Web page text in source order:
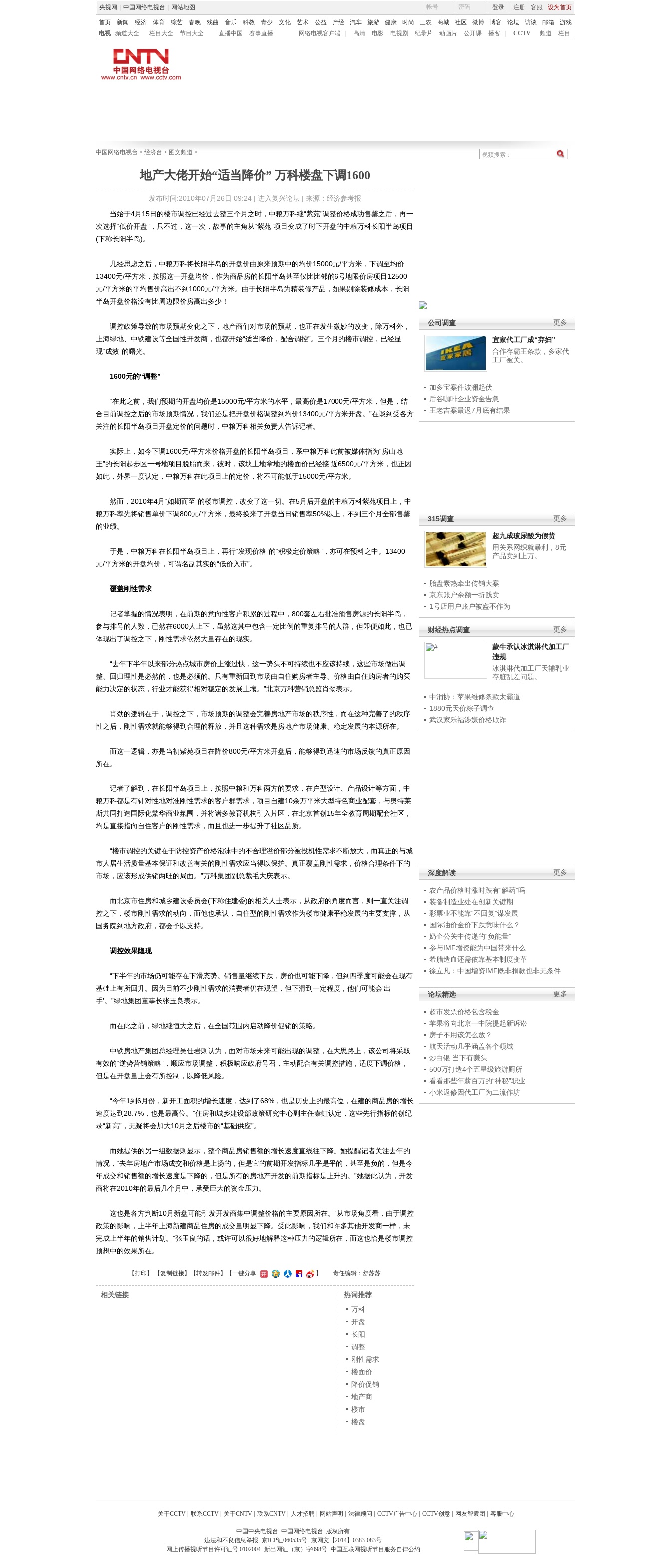
央视网 中国网络电视台 网站地图 客服 设为首页
登录 注册
首页 新闻 经济 体育 综艺 春晚 戏曲 音乐 科教 青少 文化 艺术 公益 产经 汽车 旅游 健康 时尚 三农 商城 社区 微博 博客 论坛 访谈 邮箱
游戏
电视
频道大全 栏目大全 节目大全 直播中国 赛事直播 网络电视客户端 高清 电影 电视剧 纪录片 动画片 公开课 播客 CCTV 频道 栏目
中国网络电视台 > 经济台 > 图文频道 >
地产大佬开始“适当降价” 万科楼盘下调1600
发布时间:2010年07月26日 09:24 | 进入复兴论坛| 来源：经济参考报
更多
公司调查
宜家代工厂成“弃妇”
合作存霸王条款，多家代
工厂被关。
加多宝案件波澜起伏
后谷咖啡企业资金告急
王老吉案最迟7月底有结果
更多
315调查
超九成玻尿酸为假货
用关系网织就暴利，8元
产品卖到上万。
胎盘素热牵出传销大案
京东账户余额一折贱卖
1号店用户账户被盗不作为
更多
财经热点调查
蒙牛承认冰淇淋代加工厂
违规
冰淇淋代加工厂天辅乳业
存脏乱差问题。
中消协：苹果维修条款太霸道
1880元天价粽子调查
武汉家乐福涉嫌价格欺诈
更多
深度解读
农产品价格时涨时跌有“解药”吗
装备制造业处在创新关键期
彩票业不能靠“不回复”谋发展
国际油价金价下跌意味什么？
奶企公关中传递的“负能量”
参与IMF增资能为中国带来什么
希腊造血还需依靠基本制度变革
徐立凡：中国增资IMF既非捐款也非无条件
更多
论坛精选
超市发票价格包含税金
苹果将向北京一中院提起新诉讼
房子不用该怎么放？
航天活动几乎涵盖各个领域
炒白银 当下有赚头
500万打造4个五星级旅游厕所
看看那些年薪百万的“神秘”职业
小米返修因代工厂为二流作坊
当始于4月15日的楼市调控已经过去整三个月之时，中粮万科继“紫苑”调整价格成功售罄之后，再一
次选择“低价开盘”，只不过，这一次，故事的主角从“紫苑”项目变成了时下开盘的中粮万科长阳半岛项目
(下称长阳半岛)。
几经思虑之后，中粮万科将长阳半岛的开盘价由原来预期中的均价15000元/平方米，下调至均价
13400元/平方米，按照这一开盘均价，作为商品房的长阳半岛甚至仅比比邻的6号地限价房项目12500
元/平方米的平均售价高出不到1000元/平方米。由于长阳半岛为精装修产品，如果剔除装修成本，长阳
半岛开盘价格没有比周边限价房高出多少！
调控政策导致的市场预期变化之下，地产商们对市场的预期，也正在发生微妙的改变，除万科外，
上海绿地、中铁建设等全国性开发商，也都开始“适当降价，配合调控”。三个月的楼市调控，已经显
现“成效”的曙光。
1600元的“调整”
“在此之前，我们预期的开盘均价是15000元/平方米的水平，最高价是17000元/平方米，但是，结
合目前调控之后的市场预期情况，我们还是把开盘价格调整到均价13400元/平方米开盘。”在谈到受各方
关注的长阳半岛项目开盘定价的问题时，中粮万科相关负责人告诉记者。
实际上，如今下调1600元/平方米价格开盘的长阳半岛项目，系中粮万科此前被媒体指为“房山地
王”的长阳起步区一号地项目脱胎而来，彼时，该块土地拿地的楼面价已经接 近6500元/平方米，也正因
如此，外界一度认定，中粮万科在此项目上的定价，将不可能低于15000元/平方米。
然而，2010年4月“如期而至”的楼市调控，改变了这一切。在5月后开盘的中粮万科紫苑项目上，中
粮万科率先将销售单价下调800元/平方米，最终换来了开盘当日销售率50%以上，不到三个月全部售罄
的业绩。
于是，中粮万科在长阳半岛项目上，再行“发现价格”的“积极定价策略”，亦可在预料之中。13400
元/平方米的开盘均价，可谓名副其实的“低价入市”。
覆盖刚性需求
记者掌握的情况表明，在前期的意向性客户积累的过程中，800套左右批准预售房源的长阳半岛，
参与排号的人数，已然在6000人上下，虽然这其中包含一定比例的重复排号的人群，但即便如此，也已
体现出了调控之下，刚性需求依然大量存在的现实。
“去年下半年以来部分热点城市房价上涨过快，这一势头不可持续也不应该持续，这些市场做出调
整、回归理性是必然的，也是必须的。只有重新回到市场由自住购房者主导、价格由自住购房者的购买
能力决定的状态，行业才能获得相对稳定的发展土壤。”北京万科营销总监肖劲表示。
肖劲的逻辑在于，调控之下，市场预期的调整会完善房地产市场的秩序性，而在这种完善了的秩序
性之后，刚性需求就能够得到合理的释放，并且这种需求是房地产市场健康、稳定发展的本源所在。
而这一逻辑，亦是当初紫苑项目在降价800元/平方米开盘后，能够得到迅速的市场反馈的真正原因
所在。
记者了解到，在长阳半岛项目上，按照中粮和万科两方的要求，在户型设计、产品设计等方面，中
粮万科都是有针对性地对准刚性需求的客户群需求，项目自建10余万平米大型特色商业配套，与奥特莱
斯共同打造国际化繁华商业氛围，并将诸多教育机构引入片区，在北京首创15年全教育周期配套社区，
均是直接指向自住客户的刚性需求，而且也进一步提升了社区品质。
“楼市调控的关键在于防控资产价格泡沫中的不合理溢价部分被投机性需求不断放大，而真正的与城
市人居生活质量基本保证和改善有关的刚性需求应当得以保护。真正覆盖刚性需求，价格合理条件下的
市场，应该形成供销两旺的局面。”万科集团副总裁毛大庆表示。
而北京市住房和城乡建设委员会(下称住建委)的相关人士表示，从政府的角度而言，则一直关注调
控之下，楼市刚性需求的动向，而他也承认，自住型的刚性需求作为楼市健康平稳发展的主要支撑，从
国务院到地方政府，都会予以支持。
调控效果隐现
“下半年的市场仍可能存在下滑态势。销售量继续下跌，房价也可能下降，但到四季度可能会在现有
基础上有所回升。因为目前不少刚性需求的消费者仍在观望，但下滑到一定程度，他们可能会‘出
手’。”绿地集团董事长张玉良表示。
而在此之前，绿地继恒大之后，在全国范围内启动降价促销的策略。
中铁房地产集团总经理吴仕岩则认为，面对市场未来可能出现的调整，在大思路上，该公司将采取
有效的“逆势营销策略”，顺应市场调整，积极响应政府号召，主动配合有关调控措施，适度下调价格，
但是在开盘量上会有所控制，以降低风险。
“今年1到6月份，新开工面积的增长速度，达到了68%，也是历史上的最高位，在建的商品房的增长
速度达到28.7%，也是最高位。”住房和城乡建设部政策研究中心副主任秦虹认定，这些先行指标的创纪
录“新高”，无疑将会加大10月之后楼市的“基础供应”。
而她提供的另一组数据则显示，整个商品房销售额的增长速度直线往下降。她提醒记者关注去年的
情况，“去年房地产市场成交和价格是上扬的，但是它的前期开发指标几乎是平的，甚至是负的，但是今
年成交和销售额的增长速度是下降的，但是所有的房地产开发的前期指标是上升的。”她据此认为，开发
商将在2010年的最后几个月中，承受巨大的资金压力。
这也是各方判断10月新盘可能引发开发商集中调整价格的主要原因所在。“从市场角度看，由于调控
政策的影响，上半年上海新建商品住房的成交量明显下降。受此影响，我们和许多其他开发商一样，未
完成上半年的销售计划。”张玉良的话，或许可以很好地解释这种压力的逻辑所在，而这也恰是楼市调控
预想中的效果所在。
【打印 】 【复制链接】【转发邮件】 【一键分享 】 责任编辑：舒苏苏
相关链接
热词推荐
万科
开盘
长阳
调整
刚性需求
楼面价
降价促销
地产商
楼市
楼盘
关于CCTV 联系CCTV 关于CNTV 联系CNTV 人才招聘 网站声明 法律顾问 CCTV广告中心 CCTV创意 网友智囊团 客服中心
中国中央电视台 中国网络电视台 版权所有
违法和不良信息举报 京ICP证060535号
京网文【2014】0383-083号
网上传播视听节目许可证号 0102004 新出网证（京）字098号 中国互联网视听节目服务自律公约